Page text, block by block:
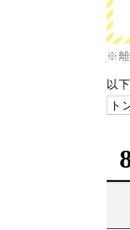
※離
以
ト